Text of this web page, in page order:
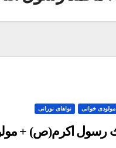
مولودی خوانی نواهای نورانی
رسول اکرم(ص) +